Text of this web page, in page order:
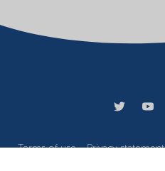
Terms of use Privacy statement